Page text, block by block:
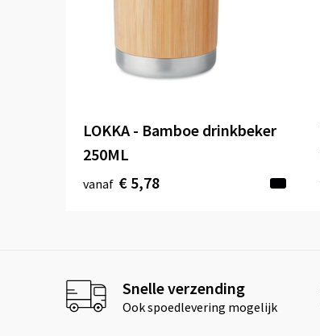
LOKKA - Bamboe drinkbeker
250ML
vanaf € 5,78
Snelle verzending
Ook spoedlevering mogelijk